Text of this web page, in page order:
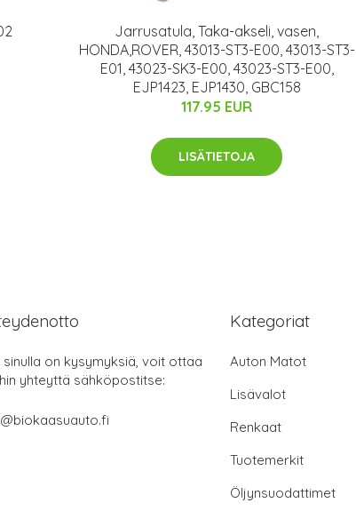
Jarrusatula, Taka-akseli, vasen,
HONDA,ROVER, 43013-ST3-E00, 43013-ST3-
E01, 43023-SK3-E00, 43023-ST3-E00,
EJP1423, EJP1430, GBC158
117.95 EUR
LISÄTIETOJA
sinulla on kysymyksiä, voit ottaa
yhteyttä sähköpostitse:
Kategoriat
Auton Matot
Lisävalot
Renkaat
Tuotemerkit
Öljynsuodattimet